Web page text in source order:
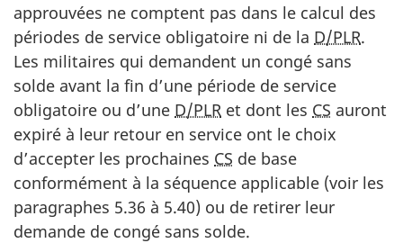
approuvées ne comptent pas dans le calcul des
périodes de service obligatoire ni de la D/PLR.
Les militaires qui demandent un congé sans
solde avant la fin d’une période de service
obligatoire ou d’une D/PLR et dont les CS auront
expiré à leur retour en service ont le choix
d’accepter les prochaines CS de base
conformément à la séquence applicable (voir les
paragraphes 5.36 à 5.40) ou de retirer leur
demande de congé sans solde.